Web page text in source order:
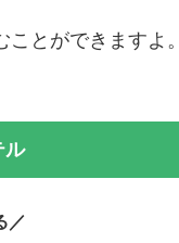
とができますよ。
ル
／